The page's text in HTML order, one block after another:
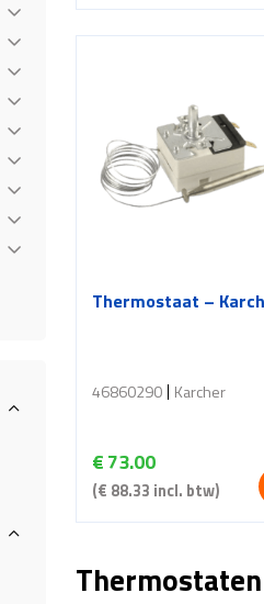
Thermostaat –
€73.00
(€ 88.33 incl. btw)
46860290 Karcher
Thermostaten